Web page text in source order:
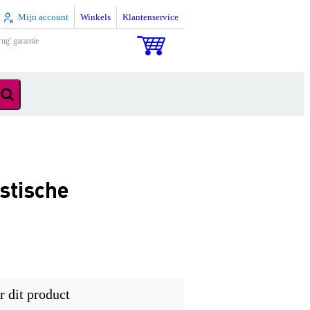
Mijn account Winkels Klantenservice
garantie
dit product